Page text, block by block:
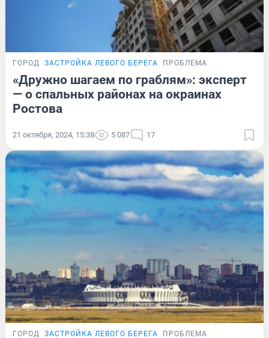
ГОРОД ЗАСТРОЙКА ЛЕВОГО БЕРЕГА ПРОБЛЕМА
«Дружно шагаем по граблям»: эксперт
— о спальных районах на окраинах
Ростова
21 октября, 2024, 15:38 5 087 17
ГОРОД ЗАСТРОЙКА ЛЕВОГО БЕРЕГА ПРОБЛЕМА